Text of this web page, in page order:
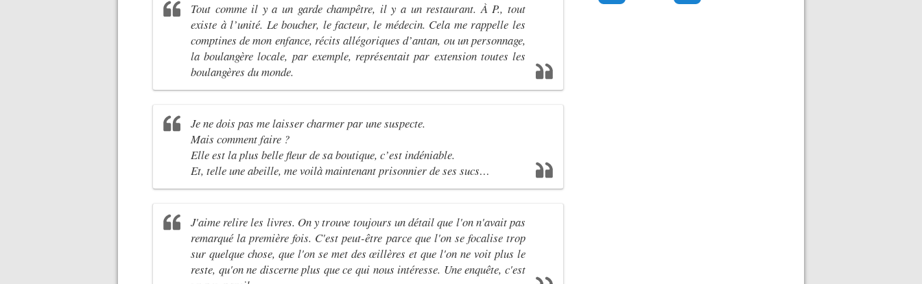
Tout comme il y a un garde champêtre, il y a un restaurant. À P., tout
existe à l’unité. Le boucher, le facteur, le médecin. Cela me rappelle les
comptines de mon enfance, récits allégoriques d’antan, ou un personnage,
la boulangère locale, par exemple, représentait par extension toutes les
boulangères du monde.
Je ne dois pas me laisser charmer par une suspecte.
Mais comment faire ?
Elle est la plus belle fleur de sa boutique, c’est indéniable.
Et, telle une abeille, me voilà maintenant prisonnier de ses sucs…
J'aime relire les livres. On y trouve toujours un détail que l'on n'avait pas
remarqué la première fois. C'est peut-être parce que l'on se focalise trop
sur quelque chose, que l'on se met des œillères et que l'on ne voit plus le
reste, qu'on ne discerne plus que ce qui nous intéresse. Une enquête, c'est